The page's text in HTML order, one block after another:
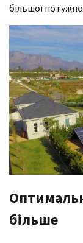
більшої
більше